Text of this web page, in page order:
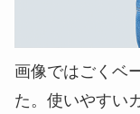
画像ではごくベ
た。使いやすい